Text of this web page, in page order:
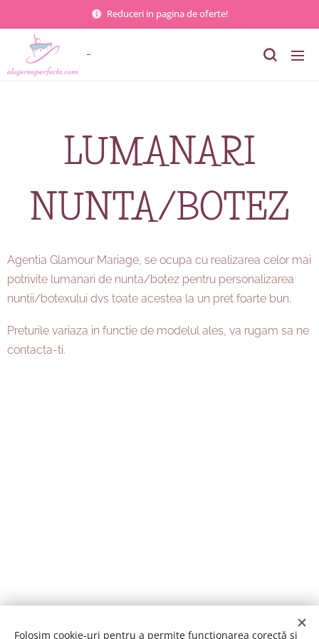
Reduceri in pagina de oferte!
LUMANARI
NUNTA/BOTEZ
Agentia Glamour Mariage, se ocupa cu realizarea celor mai
potrivite lumanari de nunta/botez pentru personalizarea
nuntii/botexului dvs toate acestea la un pret foarte bun.
Preturile variaza in functie de modelul ales, va rugam sa ne
contacta-ti.
Folosim cookie-uri pentru a permite funcționarea corectă și